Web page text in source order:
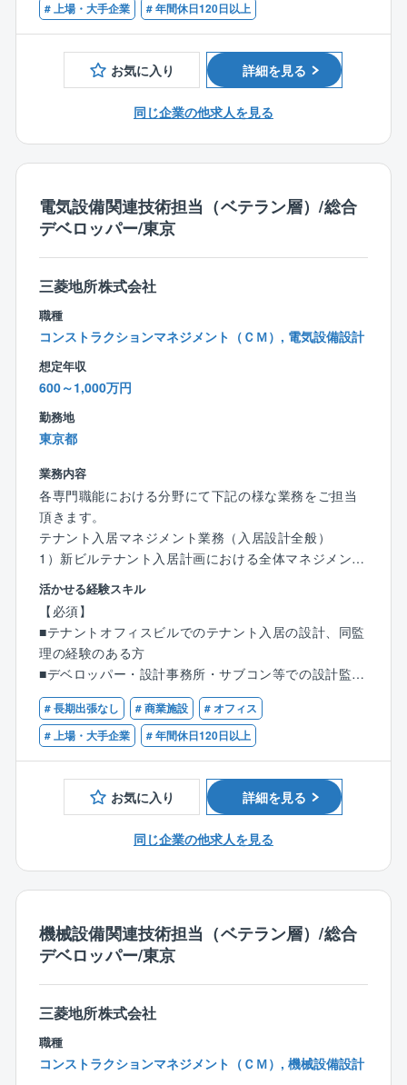
ント宛報告
■竣工図・竣工写真の取り纏め
■本体A工事との調整、資産保全管理、開発サイドとの
■テナント入居工事の品質管理、工程管理、コスト管理
■テナント工事発注取り纏め業務、契約業務
■C工事（IT、LAN、電話等）関連各種調整業務
■入居後の管理運営会社との調整
2）上記1）の関係者調整
ビル商品企画
■技術的な側面を含むテナントビル商品企画
■本体A工事申請スケジュールとテナント入居スケジュ
ールの調整
■新ビル建設のテナント入居工事に伴う環境対策、新技
術の提案、助言
オフィスビルテナント入居のマネジメント業務（一部
設計監理含む）
■テナント要望によるマスタースケジュールの策定およ
び調整
■避難安全検証（ルートC）および法令チェック
緊密な連携を図ることが出来る方、意欲の有る方
■チームでの協業作業経験者の方
【歓迎】
■一級建築士、設備設計一級建築士、建築設備士、各種
1級施工管理技士の有資格者
# 上場・大手企業 # 年間休日120日以上
お気に入り 詳細を見る
同じ企業の他求人を見る
電気設備関連技術担当（ベテラン層）/総合
デベロッパー/東京
三菱地所株式会社
職種
コンストラクションマネジメント（ＣＭ）, 電気設備設計
想定年収
600～1,000万円
勤務地
東京都
業務内容
各専門職能における分野にて下記の様な業務をご担当
頂きます。
テナント入居マネジメント業務（入居設計全般）
1）新ビルテナント入居計画における全体マネジメント
業務、同補助
■テナント入居工事総括（トータルマネジメント）
■設計監理業務、CM業務
■B工事概算作成
■見積調査および金額交渉、テナント宛報告
■施工図および製作図のチェックおよび助言
■現場監理（現場巡回、各種検査対応含む）
■設計変更に伴う増減金額の調査および金額交渉、テナ
ント宛報告
■竣工図・竣工写真の取り纏め
■本体A工事との調整、資産保全管理、開発サイドとの
■テナント入居工事の品質管理、工程管理、コスト管理
■テナント工事発注取り纏め業務、契約業務
■C工事（IT、LAN、電話等）関連各種調整業務
■入居後の管理運営会社との調整
2）上記1）の関係者調整
ビル商品企画
■技術的な側面を含むテナントビル商品企画
活かせる経験スキル
【必須】
■テナントオフィスビルでのテナント入居の設計、同監
理の経験のある方
■デベロッパー・設計事務所・サブコン等での設計監理
経験のある方
■高度な技術力・専門知識を元に専門会社、専門家等と
緊密な連携を図ることが出来る方、意欲の有る方
■チームでの協業作業経験者の方
【歓迎】
■一級建築士、設備設計一級建築士、建築設備士、各種
1級施工管理技士の有資格者
# 長期出張なし # 商業施設
# オフィス
# 上場・大手企業
# 年間休日120日以上
お気に入り 詳細を見る
同じ企業の他求人を見る
機械設備関連技術担当（ベテラン層）/総合
デベロッパー/東京
三菱地所株式会社
職種
コンストラクションマネジメント（ＣＭ）, 機械設備設計